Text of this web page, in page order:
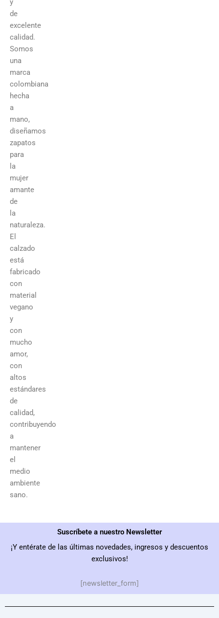
y
de
excelente
calidad.
Somos
una
marca
colombiana
hecha
a
mano,
diseñamos
zapatos
para
la
mujer
amante
de
la
naturaleza.
El
calzado
está
fabricado
con
material
vegano
y
con
mucho
amor,
con
altos
estándares
de
calidad,
contribuyendo
a
mantener
el
medio
ambiente
sano.
Suscríbete a nuestro Newsletter
¡Y entérate de las últimas novedades, ingresos y descuentos
exclusivos!
[newsletter_form]